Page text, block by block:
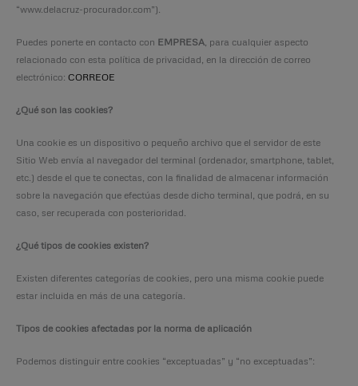
“www.delacruz-procurador.com”).
Puedes ponerte en contacto con EMPRESA , para cualquier aspecto
relacionado con esta política de privacidad, en la dirección de correo
electrónico: CORREOE
¿Qué son las cookies?
Una cookie es un dispositivo o pequeño archivo que el servidor de este
Sitio Web envía al navegador del terminal (ordenador, smartphone, tablet,
etc.) desde el que te conectas, con la finalidad de almacenar información
sobre la navegación que efectúas desde dicho terminal, que podrá, en su
caso, ser recuperada con posterioridad.
¿Qué tipos de cookies existen?
Existen diferentes categorías de cookies, pero una misma cookie puede
estar incluida en más de una categoría.
Tipos de cookies afectadas por la norma de aplicación
Podemos distinguir entre cookies “exceptuadas” y “no exceptuadas”: